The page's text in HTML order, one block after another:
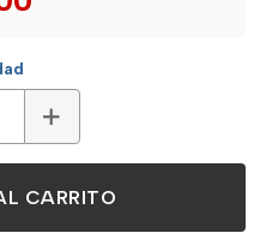
CARRITO